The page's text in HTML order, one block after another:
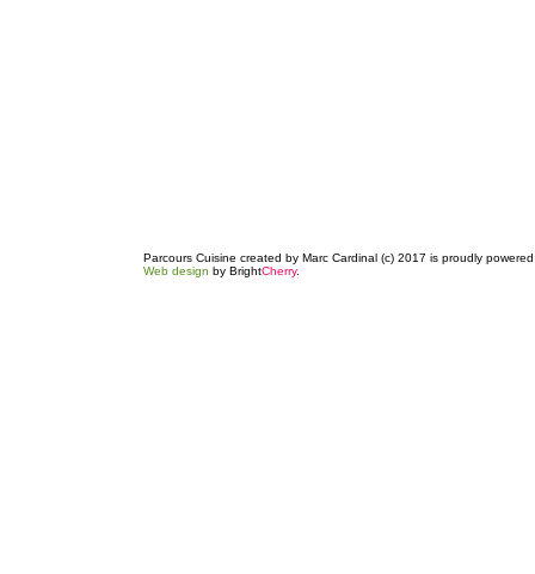
Parcours Cuisine created by Marc Cardinal (c) 2017 is proudly
Web design by BrightCherry.